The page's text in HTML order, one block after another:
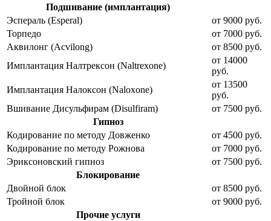
Подшивание (имплантация)
Эспераль (Esperal)
от 9000 руб.
Торпедо
от 7000 руб.
Аквилонг (Acvilong)
от 8500 руб.
Имплантация Налтрексон (Naltrexone)
от 14000
руб.
Имплантация Налоксон (Naloxone)
от 13500
руб.
Вшивание Дисульфирам (Disulfiram)
от 7500 руб.
Гипноз
Кодирование по методу Довженко
от 4500 руб.
Кодирование по методу Рожнова
от 7000 руб.
Эриксоновский гипноз
от 7500 руб.
Блокирование
Двойной блок
от 8500 руб.
Тройной блок
от 9000 руб.
Прочие услуги